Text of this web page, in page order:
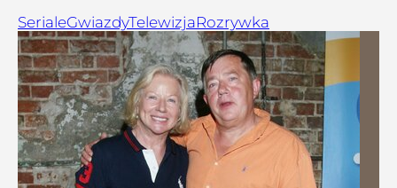
SerialeGwiazdyTelewizjaRozrywka